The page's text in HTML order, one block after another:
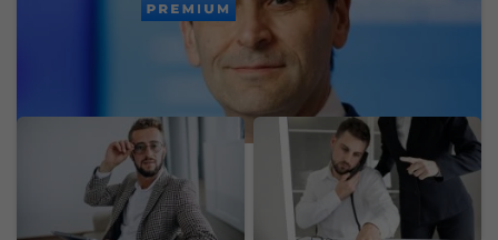
PREMIUM
Odložil som si 70 % mzdy
a investoval 1 900 eur.
Experiment ukázal, čo
návody na bohatstvo
nespomínajú
Jedna z najväčších
slovenských bánk dnes
mala problémy. Výpadok
zasiahol platby a ďalšie
služby